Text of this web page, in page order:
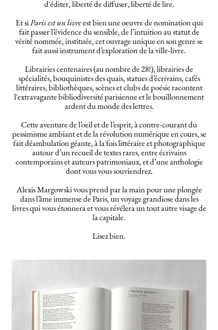
d'éditer, liberté de diffuser, liberté de lire.
Et siParis est un livreest bien une oeuvre de nomination qui
fait passer l’évidence du sensible, de l’intuition au statut de
vérité nommée, instituée, cet ouvrage unique en son genre se
fait aussi instrument d’exploration de la ville-livre.
Librairies centenaires (au nombre de 28!), librairies de
spécialités, bouquinistes des quais, statues d’écrivains, cafés
littéraires, bibliothèques, scènes et clubs de poésie racontent
l'extravagante bibliodiversité parisienne et le bouillonnement
ardent du monde des lettres.
Cette aventure de l’oeil et de l’esprit, à contre-courant du
pessimisme ambiant et de la révolution numérique en cours, se
fait déambulation géante, à la fois littéraire et photographique
autour d’un recueil de textes rares, entre écrivains
contemporains et auteurs patrimoniaux, et d’une anthologie
dont vous vous souviendrez.
Alexis Margowski vous prend par la main pour une plongée
dans l’âme immense de Paris, un voyage grandiose dans les
livres qui vous étonnera et vous révélera un tout autre visage de
la capitale.
Lisez bien.